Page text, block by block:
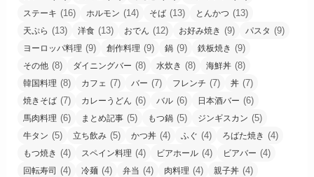
ステーキ (16) ホルモン (14) そば (13) とんかつ (13)
天ぷら (13) 洋食 (13) おでん (12) お好み焼き (9) パスタ (9)
ヨーロッパ料理 (9) 創作料理 (9) 鍋 (9) 鉄板焼き (9)
その他 (8) ダイニングバー (8) 水炊き (8) 海鮮丼 (8)
韓国料理 (8) カフェ (7) バー (7) フレンチ (7) 丼 (7)
焼きそば (7) カレーうどん (6) バル (6) 日本酒バー (6)
馬肉料理 (6) まとめ記事 (5) もつ鍋 (5) ジンギスカン (5)
牛タン (5) 立ち飲み (5) かつ丼 (4) ふぐ (4) ろばた焼き (4)
もつ焼き (4) スペイン料理 (4) ビアホール (4) ビアバー (4)
回転寿司 (4) 冷麺 (4) 弁当 (4) 肉料理 (4) 親子丼 (4)